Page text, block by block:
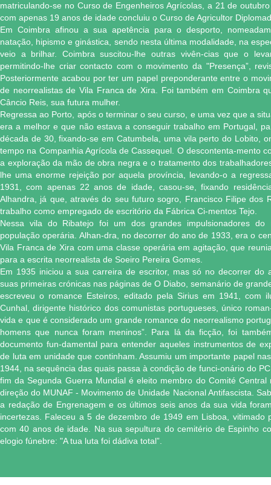
matriculando-se no Curso de Engenheiros Agrícolas, a 21 de
com apenas 19 anos de idade concluiu o Curso de Agricultor
Em Coimbra afinou a sua apetência para o desporto,
natação, hipismo e ginástica, sendo nesta última modalidade, na
veio a brilhar. Coimbra suscitou-lhe outras vivên-cias que o
permitindo-lhe criar contacto com o movimento da "Presença”,
Posteriormente acabou por ter um papel preponderante entre o
de neorrealistas de Vila Franca de Xira. Foi também em Coimbra
Câncio Reis, sua futura mulher.
Regressa ao Porto, após o terminar o seu curso, e uma vez que a
era a melhor e que não estava a conseguir trabalho em Portugal,
década de 30, fixando-se em Catumbela, uma vila perto do Lobito,
tempo na Companhia Agrícola de Cassequel. O descontenta-mento
a exploração da mão de obra negra e o tratamento dos
lhe uma enorme rejeição por aquela província, levando-o a
1931, com apenas 22 anos de idade, casou-se, fixando
Alhandra, já que, através do seu futuro sogro, Francisco Filipe dos
trabalho como empregado de escritório da Fábrica Ci-mentos Tejo.
Nessa vila do Ribatejo foi um dos grandes impulsionadores do
população operária. Alhan-dra, no decorrer do ano de 1933, era o
Vila Franca de Xira com uma classe operária em agitação, que
para a escrita neorrealista de Soeiro Pereira Gomes.
Em 1935 iniciou a sua carreira de escritor, mas só no decorrer do
suas primeiras crónicas nas páginas de O Diabo, semanário de
escreveu o romance Esteiros, editado pela Sirius em 1941, com
Cunhal, dirigente histórico dos comunistas portugueses, único
vida e que é considerado um grande romance do neorrealismo
homens que nunca foram meninos”. Para lá da ficção, foi
documento fun-damental para entender aqueles instrumentos de
de luta em unidade que continham. Assumiu um importante papel
1944, na sequência das quais passa à condição de funci-onário do
fim da Segunda Guerra Mundial é eleito membro do Comité
direção do MUNAF - Movimento de Unidade Nacional Antifascista.
a redação de Engrenagem e os últimos seis anos da sua vida
incertezas. Faleceu a 5 de dezembro de 1949 em Lisboa, vitimado
com 40 anos de idade. Na sua sepultura do cemitério de Espinho
elogio fúnebre: "A tua luta foi dádiva total”.